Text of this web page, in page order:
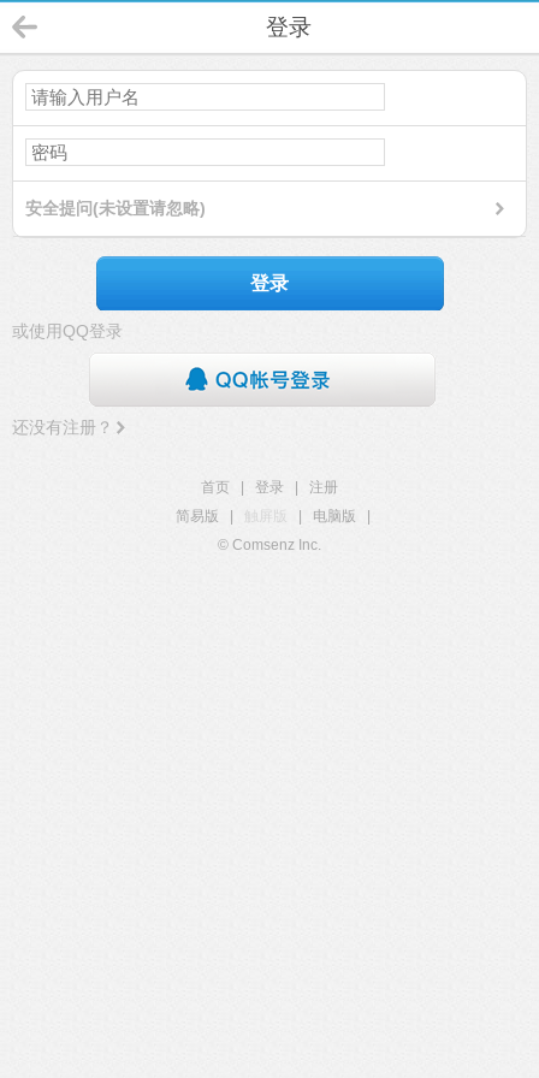
登录
安全提问(未设置请忽略)
登录
或使用QQ登录
还没有注册？
首页 登录
注册
简易版
触屏版 电脑版
© Comsenz Inc.